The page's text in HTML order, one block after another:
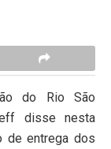
do Rio São
disse nesta
de entrega dos